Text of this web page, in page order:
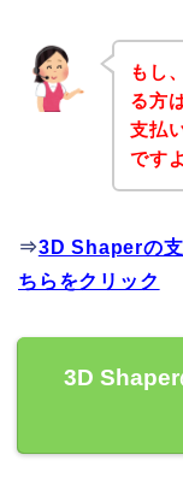
もし
る方
支払
です
⇒3D Shaperの支
ちらをクリック
3D Shaper